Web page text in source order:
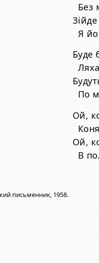
Без
Я
Буде
По
Ой,
Ой,
В
письменник, 1958.